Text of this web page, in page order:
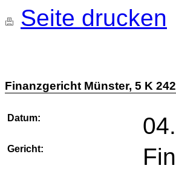
Seite drucken
Finanzgericht Münster, 5 K
Datum:
Gericht: